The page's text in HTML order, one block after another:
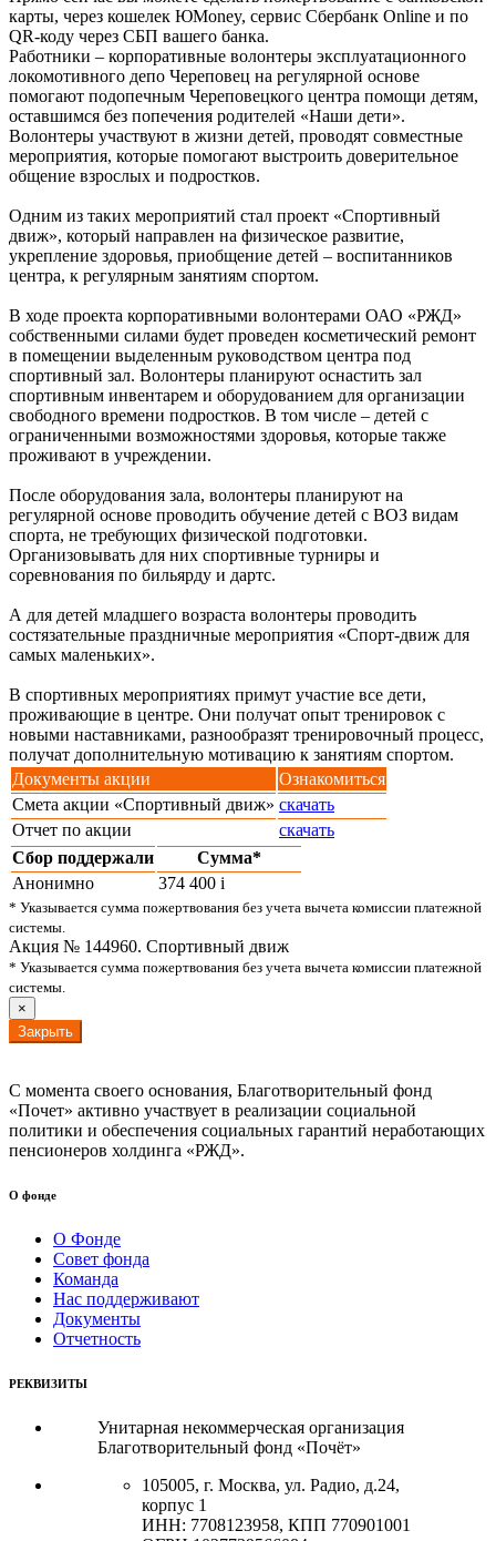
карты, через кошелек ЮMoney, сервис Сбербанк Online и по
QR-коду через СБП вашего банка.
Работники – корпоративные волонтеры эксплуатационного
локомотивного депо Череповец на регулярной основе
помогают подопечным Череповецкого центра помощи детям,
оставшимся без попечения родителей «Наши дети».
Волонтеры участвуют в жизни детей, проводят совместные
мероприятия, которые помогают выстроить доверительное
общение взрослых и подростков.
Одним из таких мероприятий стал проект «Спортивный
движ», который направлен на физическое развитие,
укрепление здоровья, приобщение детей – воспитанников
центра, к регулярным занятиям спортом.
В ходе проекта корпоративными волонтерами ОАО «РЖД»
собственными силами будет проведен косметический ремонт
в помещении выделенным руководством центра под
спортивный зал. Волонтеры планируют оснастить зал
спортивным инвентарем и оборудованием для организации
свободного времени подростков. В том числе – детей с
ограниченными возможностями здоровья, которые также
проживают в учреждении.
После оборудования зала, волонтеры планируют на
регулярной основе проводить обучение детей с ВОЗ видам
спорта, не требующих физической подготовки.
Организовывать для них спортивные турниры и
соревнования по бильярду и дартс.
А для детей младшего возраста волонтеры проводить
состязательные праздничные мероприятия «Спорт-движ для
самых маленьких».
В спортивных мероприятиях примут участие все дети,
проживающие в центре. Они получат опыт тренировок с
новыми наставниками, разнообразят тренировочный процесс,
получат дополнительную мотивацию к занятиям спортом.
Документы акции
Ознакомиться
Смета акции «Спортивный движ» скачать
Отчет по акции
скачать
Сбор поддержали
Сумма*
Анонимно
374 400 i
* Указывается сумма пожертвования без учета вычета комиссии платежной
системы.
Акция № 144960. Спортивный движ
* Указывается сумма пожертвования без учета вычета комиссии платежной
системы.
×
Закрыть
С момента своего основания, Благотворительный фонд
«Почет» активно участвует в реализации социальной
политики и обеспечения социальных гарантий неработающих
пенсионеров холдинга «РЖД».
О фонде
О Фонде
Совет фонда
Команда
Нас поддерживают
Документы
Отчетность
РЕКВИЗИТЫ
Унитарная некоммерческая организация
Благотворительный фонд «Почёт»
105005, г. Москва, ул. Радио, д.24,
корпус 1
ИНН: 7708123958, КПП 770901001